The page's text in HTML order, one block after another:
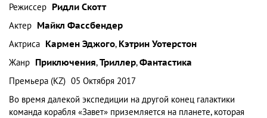
Режиссер Ридли Скотт
Актер Майкл Фассбендер
Актриса Кармен Эджого, Кэтрин Уотерстон
Жанр Приключения,Триллер,Фантастика
Премьера (KZ) 05 Октября 2017
Во время далекой экспедиции на другой конец галактики
команда корабля «Завет» приземляется на планете, которая